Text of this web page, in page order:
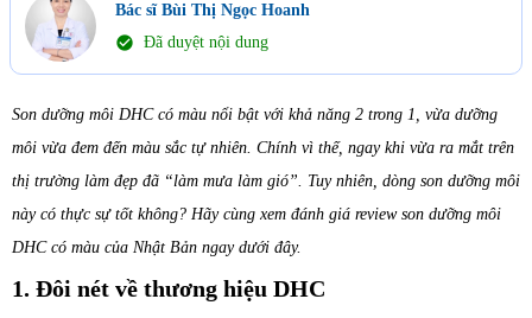
Bác sĩ Bùi Thị Ngọc Hoanh
check_circle Đã duyệt nội dung
Son dưỡng môi DHC có màu nổi bật với khả năng 2 trong 1, vừa dưỡng
môi vừa đem đến màu sắc tự nhiên. Chính vì thế, ngay khi vừa ra mắt trên
thị trường làm đẹp đã “làm mưa làm gió”. Tuy nhiên, dòng son dưỡng môi
này có thực sự tốt không? Hãy cùng xem đánh giá review son dưỡng môi
DHC có màu của Nhật Bản ngay dưới đây.
1. Đôi nét về thương hiệu DHC